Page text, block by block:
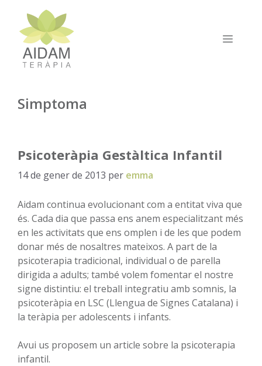
contingut
Simptoma
Psicoteràpia Gestàltica Infantil
14 de gener de 2013 per emma
Aidam continua evolucionant com a entitat viva que
és. Cada dia que passa ens anem especialitzant més
en les activitats que ens omplen i de les que podem
donar més de nosaltres mateixos. A part de la
psicoterapia tradicional, individual o de parella
dirigida a adults; també volem fomentar el nostre
signe distintiu: el treball integratiu amb somnis, la
psicoteràpia en LSC (Llengua de Signes Catalana) i
la teràpia per adolescents i infants.
Avui us proposem un article sobre la psicoterapia
infantil.